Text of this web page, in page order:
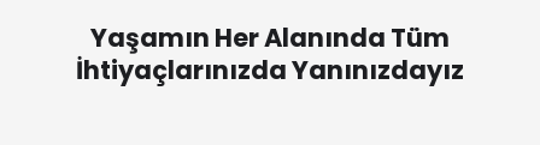
Yaşamın Her Alanında Tüm
İhtiyaçlarınızda Yanınızdayız